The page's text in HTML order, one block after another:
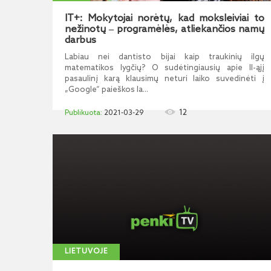
IT+: Mokytojai norėtų, kad moksleiviai to
nežinotų ‒ programėlės, atliekančios namų
darbus
Labiau nei dantisto bijai kaip traukinių ilgų
matematikos lygčių? O sudėtingiausių apie II-ąjį
pasaulinį karą klausimų neturi laiko suvedinėti į
„Google“ paieškos la...
2021-03-29 12
LIETUVOJE